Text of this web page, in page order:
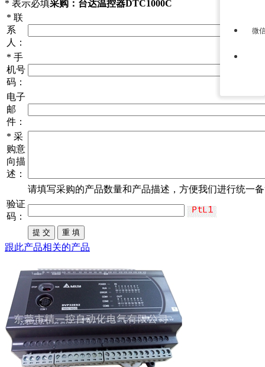
* 表示必填采购：台达温控器DTC1000C
* 联
系
人：
* 手
机号
码：
电子
邮
件：
* 采
购意
向描
述：
请填写采购的产品数量和产品描述，方便我们进行统一
验证
码：
跟此产品相关的产品
微